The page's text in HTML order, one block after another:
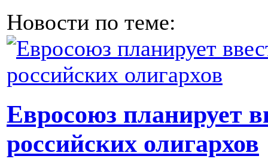
Новости по теме:
Евросоюз планирует
российских олигархов